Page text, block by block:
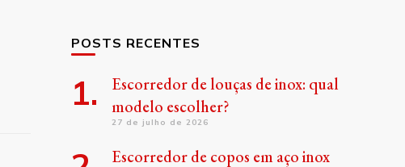
POSTS RECENTES
Escorredor de louças de inox: qual
modelo escolher?
27 de julho de 2026
Escorredor de copos em aço inox